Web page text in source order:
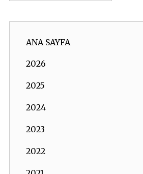
ANA SAYFA
2026
2025
2024
2023
2022